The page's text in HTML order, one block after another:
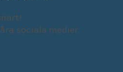
sociala medier.